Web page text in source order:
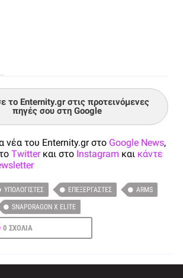
το Enternity.gr στις προτεινόμενες
πηγές σου στη Google
νέα του Enternity.gr στο Google News,
Twitterκαι στο Instagram και κάντε
ΥΠΟΛΟΓΙΣΤΈΣ ΕΠΕΞΕΡΓΑΣΤΈΣ ARMS
SNAPDRAGON X ELITE
0 ΣΧΟΛΙΑ